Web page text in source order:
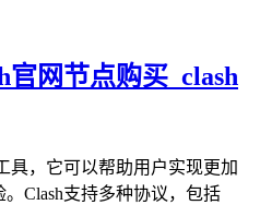
官网节点购买_clash
具，它可以帮助用户实现更加
Clash支持多种协议，包括